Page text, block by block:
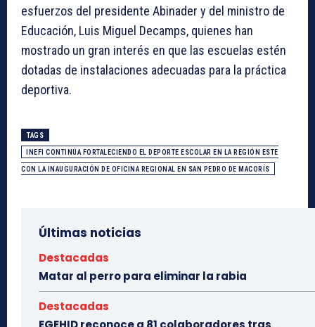
esfuerzos del presidente Abinader y del ministro de
Educación, Luis Miguel Decamps, quienes han
mostrado un gran interés en que las escuelas estén
dotadas de instalaciones adecuadas para la práctica
deportiva.
TAGS
INEFI CONTINÚA FORTALECIENDO EL DEPORTE ESCOLAR EN LA REGIÓN ESTE
CON LA INAUGURACIÓN DE OFICINA REGIONAL EN SAN PEDRO DE MACORÍS
Últimas noticias
Destacadas
Matar al perro para eliminar la rabia
Destacadas